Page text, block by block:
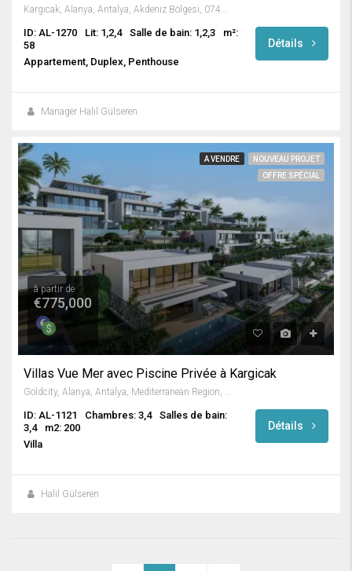
Kargıcak, Alanya, Antalya, Akdeniz Bölgesi, 07435, Türkiye
ID: AL-1270 Lit: 1,2,4 Salle de bain: 1,2,3
m²:
58
Appartement, Duplex, Penthouse
Détails
Manager Halil Gülseren
A VENDRE
NOUVEAU PROJET
OFFRE SPÉCIAL
à partir de
€775,000
Villas Vue Mer avec Piscine Privée à Kargicak
ID: AL-1121 Chambres: 3,4
Salles de bain:
3,4
m2: 200
Villa
Détails
Halil Gülseren